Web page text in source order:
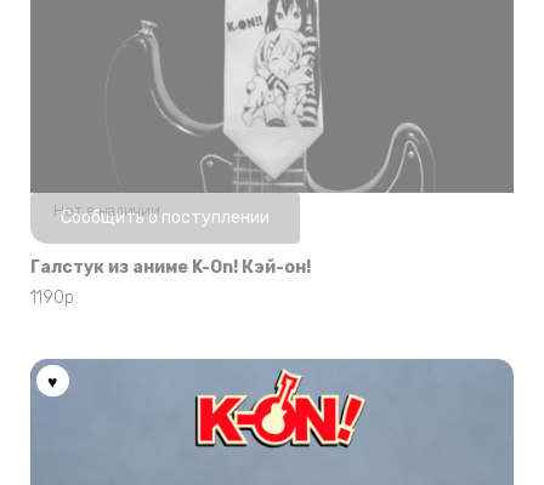
Нет в наличии
Сообщить о поступлении
Галстук из аниме K-On! Кэй-он!
1190р.